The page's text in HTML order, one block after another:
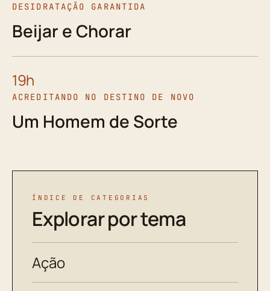
DESIDRATAÇÃO GARANTIDA
Beijar e Chorar
19h
ACREDITANDO NO DESTINO DE NOVO
Um Homem de Sorte
ÍNDICE DE CATEGORIAS
Explorar por tema
Ação